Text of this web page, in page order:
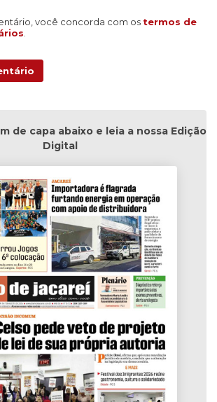
você concorda com os termos de
de capa abaixo e leia a nossa Edição
Digital